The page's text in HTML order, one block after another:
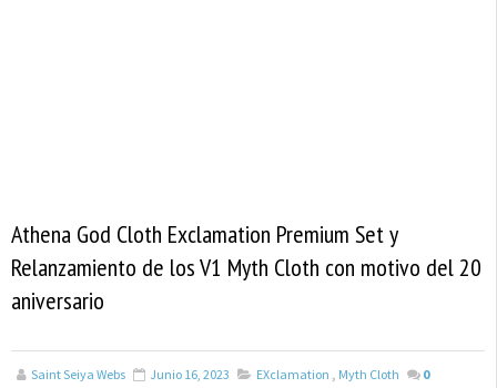
Athena God Cloth Exclamation Premium Set y
Relanzamiento de los V1 Myth Cloth con motivo del 20
aniversario
Saint Seiya Webs Junio 16, 2023 EXclamation , Myth Cloth
0